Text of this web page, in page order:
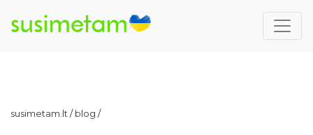
susimetam.lt / blog /